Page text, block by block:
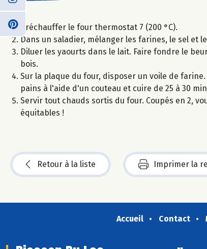
Préchauffer le four thermostat 7 (200 °C).
Dans un saladier, mélanger les farines, le sel et
Diluer les yaourts dans le lait. Faire fondre le
bois.
Sur la plaque du four, disposer un voile de
pains à l'aide d'un couteau et cuire de 25 à 30
Servir tout chauds sortis du four. Coupés en 2,
équitables !
Retour à la liste Imprimer la
Accueil Contact